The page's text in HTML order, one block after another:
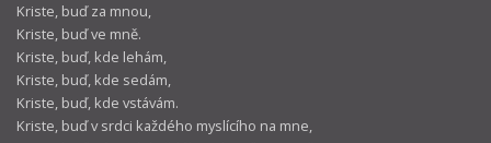
Kriste, buď za mnou,
Kriste, buď ve mně.
Kriste, buď, kde lehám,
Kriste, buď, kde sedám,
Kriste, buď, kde vstávám.
Kriste, buď v srdci každého myslícího na mne,